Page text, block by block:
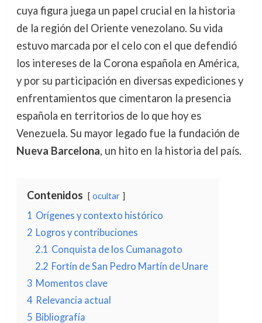
cuya figura juega un papel crucial en la historia
de la región del Oriente venezolano. Su vida
estuvo marcada por el celo con el que defendió
los intereses de la Corona española en América,
y por su participación en diversas expediciones y
enfrentamientos que cimentaron la presencia
española en territorios de lo que hoy es
Venezuela. Su mayor legado fue la fundación de
Nueva Barcelona, un hito en la historia del país.
Contenidos ocultar
1 Orígenes y contexto histórico
2 Logros y contribuciones
2.1 Conquista de los Cumanagoto
2.2 Fortín de San Pedro Martín de Unare
3 Momentos clave
4 Relevancia actual
5 Bibliografía